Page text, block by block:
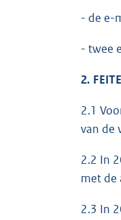
- de e-
- twee
2.
2.1
van de
2.2 In
met de
2.3 In